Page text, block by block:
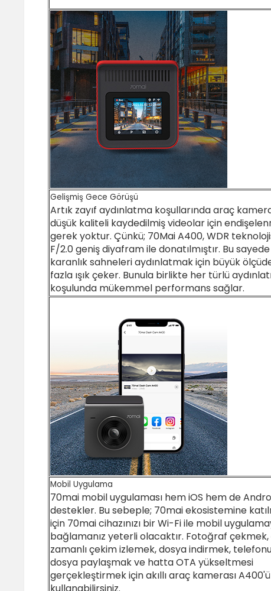
Gelişmiş Gece Görüşü
Artık zayıf aydınlatma koşullarında araç
düşük kaliteli kaydedilmiş videolar için
gerek yoktur. Çünkü; 70Mai A400, WDR
F/2.0 geniş diyafram ile donatılmıştır. Bu sayede
karanlık sahneleri aydınlatmak için büyük
fazla ışık çeker. Bunula birlikte her türlü
koşulunda mükemmel performans sağlar.
Mobil Uygulama
70mai mobil uygulaması hem iOS hem de
destekler. Bu sebeple; 70mai ekosistemine
için 70mai cihazınızı bir Wi-Fi ile mobil
bağlamanız yeterli olacaktır. Fotoğraf
zamanlı çekim izlemek, dosya indirmek,
dosya paylaşmak ve hatta OTA yükseltmesi
gerçekleştirmek için akıllı araç kamerası A400'ü